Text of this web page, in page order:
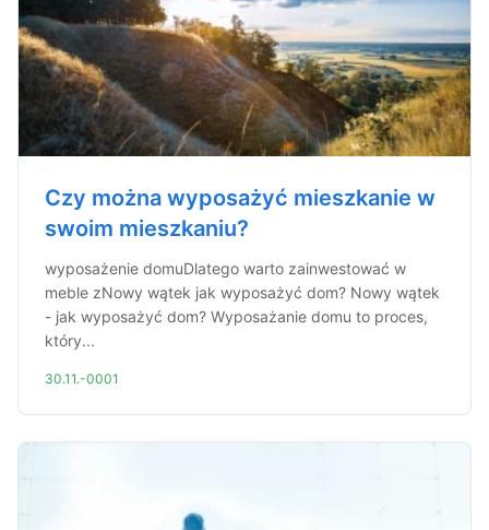
Czy można wyposażyć mieszkanie w
swoim mieszkaniu?
wyposażenie domuDlatego warto zainwestować w
meble zNowy wątek jak wyposażyć dom? Nowy wątek
- jak wyposażyć dom? Wyposażanie domu to proces,
który...
30.11.-0001